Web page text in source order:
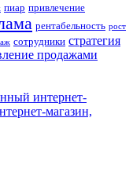
пиар привлечение
рентабельность рост
сотрудники стратегия
продажами
интернет-
магазин,